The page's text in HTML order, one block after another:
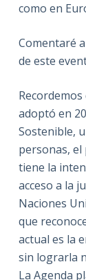
como en
Comentaré
de este
adoptó en
Sostenible,
personas,
tiene la
acceso a la
Naciones
que
actual es la
sin lograrla
La Agenda